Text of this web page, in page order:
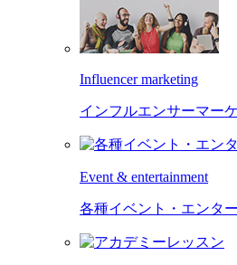
Influencer marketing
インフルエンサーマー
Event & entertainment
各種イベント・エンタ